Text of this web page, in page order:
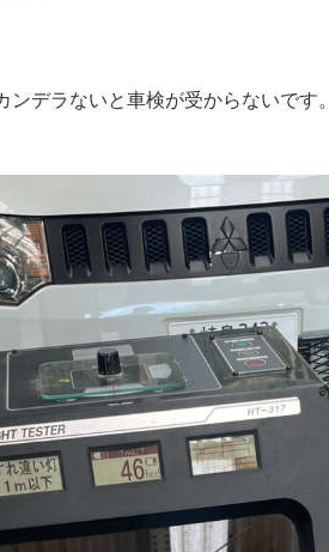
デラないと車検が受からないです。